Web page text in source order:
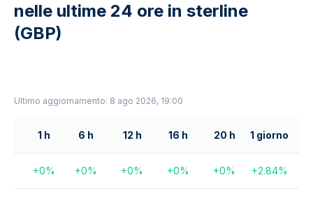
nelle ultime 24 ore in sterline
(GBP)
Ultimo aggiornamento: 8 ago 2026, 19:00
1 h 6 h 12 h 16 h 20 h 1 giorno
+0% +0% +0% +0% +0% +2.84%